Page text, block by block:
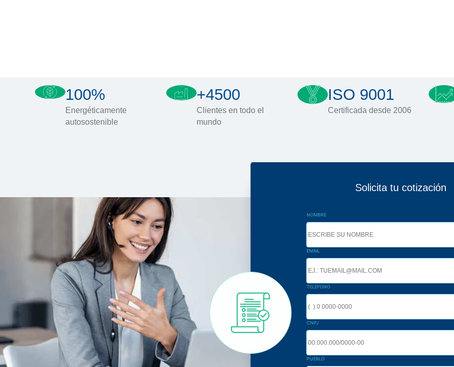
100%
Energéticamente
autosostenible
+4500
Clientes en todo el
mundo
ISO 9001
Certificada desde 2006
Solicita tu cotización
NOMBRE
EMAIL
TELÉFONO
CNPJ
PUEBLO